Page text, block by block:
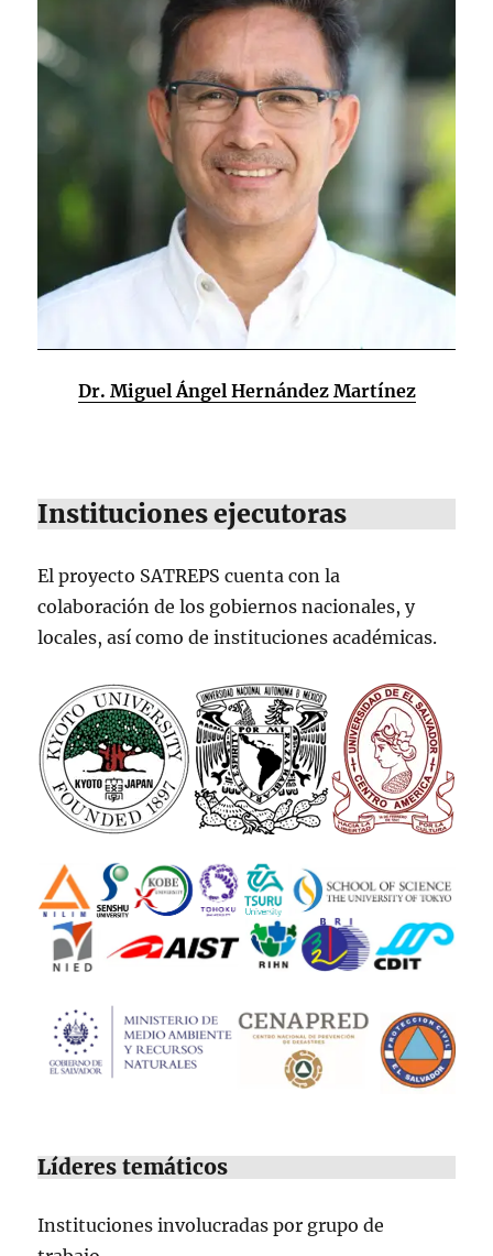
Dr. Miguel Ángel Hernández Martínez
Instituciones ejecutoras
El proyecto SATREPS cuenta con la
colaboración de los gobiernos nacionales, y
locales, así como de instituciones académicas.
Líderes temáticos
Instituciones involucradas por grupo de